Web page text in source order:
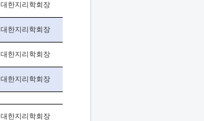
대한지리학회장
대한지리학회장
대한지리학회장
대한지리학회장
대한지리학회장